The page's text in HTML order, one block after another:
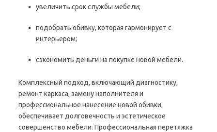
увеличить срок службы мебели;
подобрать обивку, которая гармонирует с
интерьером;
сэкономить деньги на покупке новой мебели.
Комплексный подход, включающий диагностику,
ремонт каркаса, замену наполнителя и
профессиональное нанесение новой обивки,
обеспечивает долговечность и эстетическое
совершенство мебели. Профессиональная перетяжка